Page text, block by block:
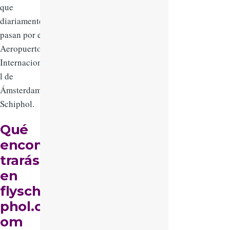
que
diariamente
pasan por el
Aeropuerto
Internaciona
l de
Ámsterdam
Schiphol.
Qué
encon
trarás
en
flyschi
phol.c
om